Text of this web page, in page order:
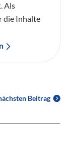
Als
die Inhalte
Beitrag